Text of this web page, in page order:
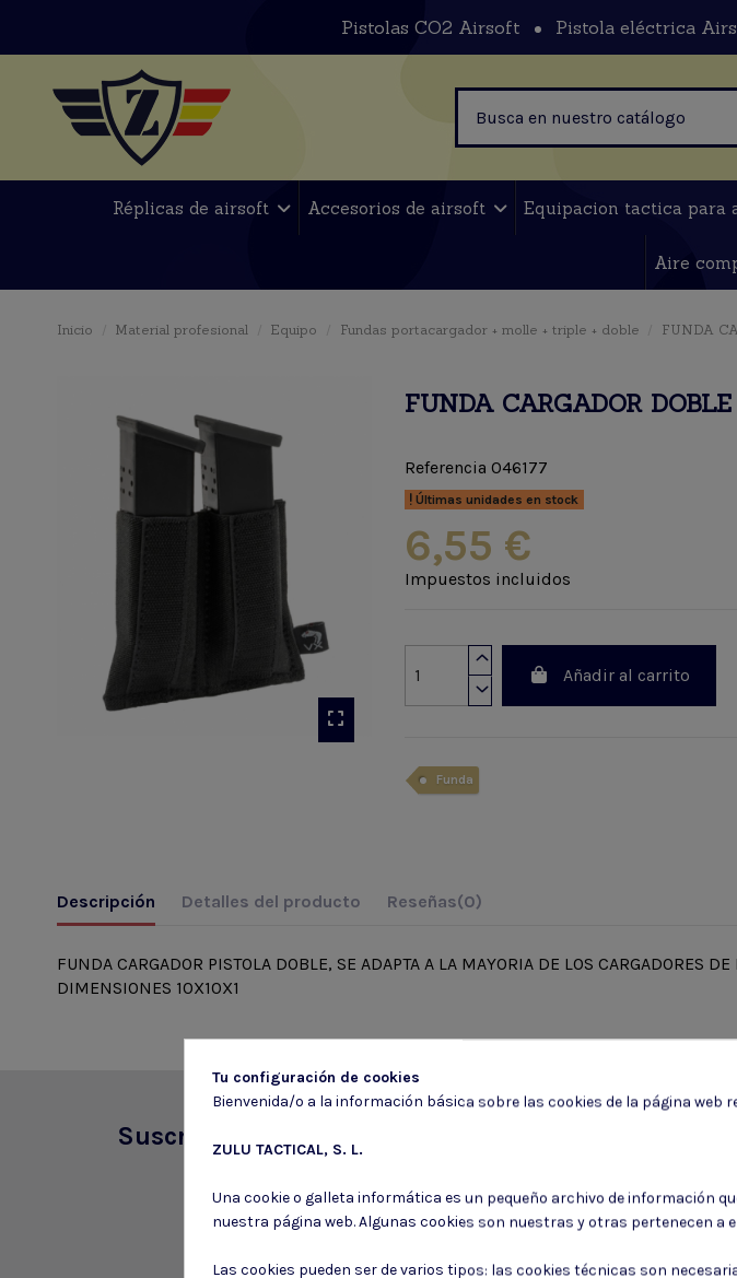
Pistolas CO2 Airsoft Pistola eléctrica
Réplicas de airsoft Accesorios de airsoft Equipacion tactica para
Aire
Inicio Material profesional Equipo Fundas portacargador + molle + triple + doble FUNDA
FUNDA CARGADOR
Referencia 046177
Últimas unidades en stock
6,55 €
Impuestos incluidos
Añadir al carrito
Funda
Descripción Detalles del producto Reseñas(0)
FUNDA CARGADOR PISTOLA DOBLE, SE ADAPTA A LA MAYORIA DE LOS CARGADORES
DIMENSIONES 10X10X1
Suscríbete a nuestro boletín
Puede darse de baja en cualquier
Consiento el uso de mis datos
Consiento el uso de mis datos
Tu configuración de cookies
Bienvenida/o a la información básica sobre las cookies de la página web
ZULU TACTICAL, S. L.
Una cookie o galleta informática es un pequeño archivo de información
nuestra página web. Algunas cookies son nuestras y otras pertenecen
Las cookies pueden ser de varios tipos: las cookies técnicas son